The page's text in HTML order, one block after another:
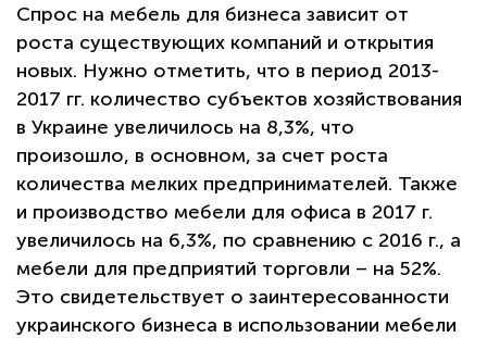
Спрос на мебель для бизнеса зависит от
роста существующих компаний и открытия
новых. Нужно отметить, что в период 2013-
2017 гг. количество субъектов хозяйствования
в Украине увеличилось на 8,3%, что
произошло, в основном, за счет роста
количества мелких предпринимателей. Также
и производство мебели для офиса в 2017 г.
увеличилось на 6,3%, по сравнению с 2016 г., а
мебели для предприятий торговли – на 52%.
Это свидетельствует о заинтересованности
украинского бизнеса в использовании мебели